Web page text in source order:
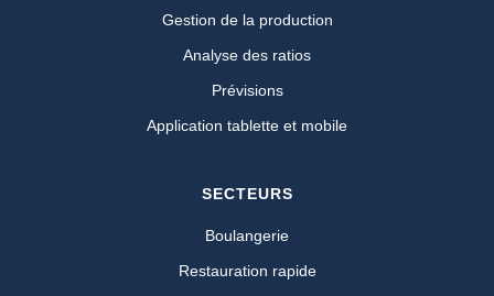
Gestion de la production
Analyse des ratios
Prévisions
Application tablette et mobile
SECTEURS
Boulangerie
Restauration rapide